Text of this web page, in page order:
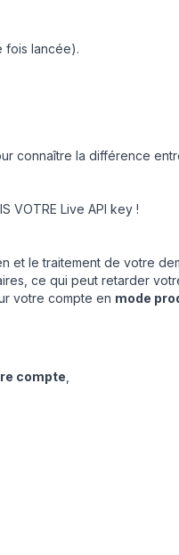
fois lancée).
connaître la différence
VOTRE Live API key !
et le traitement de votre
ce qui peut retarder
votre compte en mode
compte